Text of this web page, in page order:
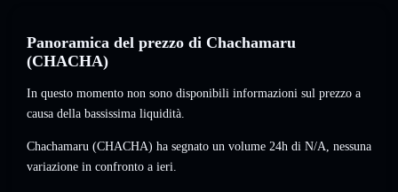
Panoramica del prezzo di Chachamaru
(CHACHA)
In questo momento non sono disponibili informazioni sul prezzo a
causa della bassissima liquidità.
Chachamaru (CHACHA) ha segnato un volume 24h di N/A, nessuna
variazione in confronto a ieri.